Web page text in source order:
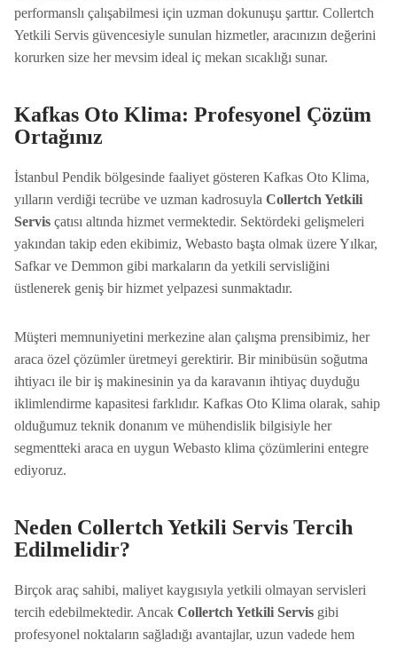
performanslı çalışabilmesi için uzman dokunuşu şarttır. Collertch
Yetkili Servis güvencesiyle sunulan hizmetler, aracınızın değerini
korurken size her mevsim ideal iç mekan sıcaklığı sunar.
Kafkas Oto Klima: Profesyonel Çözüm
Ortağınız
İstanbul Pendik bölgesinde faaliyet gösteren Kafkas Oto Klima,
yılların verdiği tecrübe ve uzman kadrosuyla Collertch Yetkili
Servisçatısı altında hizmet vermektedir. Sektördeki gelişmeleri
yakından takip eden ekibimiz, Webasto başta olmak üzere Yılkar,
Safkar ve Demmon gibi markaların da yetkili servisliğini
üstlenerek geniş bir hizmet yelpazesi sunmaktadır.
Müşteri memnuniyetini merkezine alan çalışma prensibimiz, her
araca özel çözümler üretmeyi gerektirir. Bir minibüsün soğutma
ihtiyacı ile bir iş makinesinin ya da karavanın ihtiyaç duyduğu
iklimlendirme kapasitesi farklıdır. Kafkas Oto Klima olarak, sahip
olduğumuz teknik donanım ve mühendislik bilgisiyle her
segmentteki araca en uygun Webasto klima çözümlerini entegre
ediyoruz.
Neden Collertch Yetkili Servis Tercih
Edilmelidir?
Birçok araç sahibi, maliyet kaygısıyla yetkili olmayan servisleri
tercih edebilmektedir. Ancak Collertch Yetkili Servisgibi
profesyonel noktaların sağladığı avantajlar, uzun vadede hem